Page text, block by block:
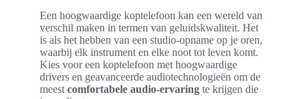
Een hoogwaardige koptelefoon kan een wereld van
verschil maken in termen van geluidskwaliteit. Het
is als het hebben van een studio-opname op je oren,
waarbij elk instrument en elke noot tot leven komt.
Kies voor een koptelefoon met hoogwaardige
drivers en geavanceerde audiotechnologieën om de
meest comfortabele audio-ervaring te krijgen die